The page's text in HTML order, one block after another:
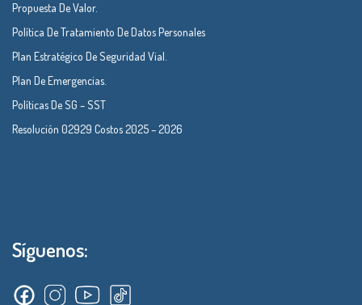
Propuesta De Valor.
Política De Tratamiento De Datos Personales
Plan Estratégico De Seguridad Vial.
Plan De Emergencias.
Políticas De SG – SST
Resolución 02929 Costos 2025 – 2026
Síguenos: